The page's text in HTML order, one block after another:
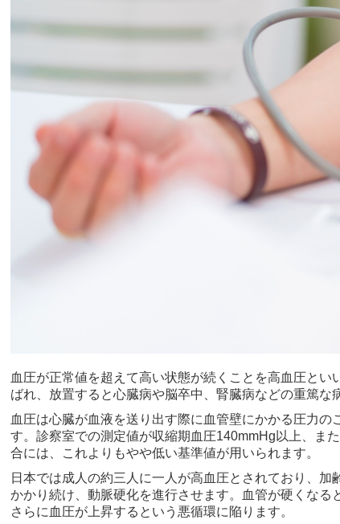
血圧が正常値を超えて高い状態が続くことを高血圧と
ばれ、放置すると心臓病や脳卒中、腎臓病などの重篤な
血圧は心臓が血液を送り出す際に血管壁にかかる圧力
す。診察室での測定値が収縮期血圧140mmHg以上、ま
合には、これよりもやや低い基準値が用いられます。
日本では成人の約三人に一人が高血圧とされており、
かかり続け、動脈硬化を進行させます。血管が硬くなる
さらに血圧が上昇するという悪循環に陥ります。